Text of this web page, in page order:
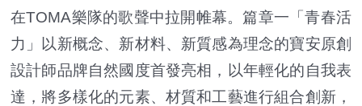
在TOMA樂隊的歌聲中拉開帷幕。篇章一「青春活
力」以新概念、新材料、新質感為理念的寶安原創
設計師品牌自然國度首發亮相，以年輕化的自我表
達，將多樣化的元素、材質和工藝進行組合創新，